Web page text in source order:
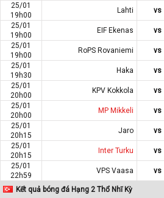
25/01
19h00
Lahti vs
25/01
19h00
EIF Ekenas vs
25/01
19h00
RoPS Rovaniemi vs
25/01
19h30
Haka vs
25/01
20h00
KPV Kokkola vs
25/01
20h00
MP Mikkeli vs
25/01
20h15
Jaro vs
25/01
20h15
Inter Turku vs
25/01
22h59
VPS Vaasa vs
Kết quả bóng đá Hạng 2 Thổ Nhĩ Kỳ